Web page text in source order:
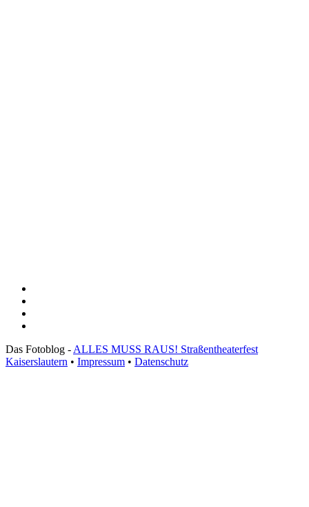
Das Fotoblog - ALLES MUSS RAUS! Straßentheaterfest
Kaiserslautern • Impressum • Datenschutz